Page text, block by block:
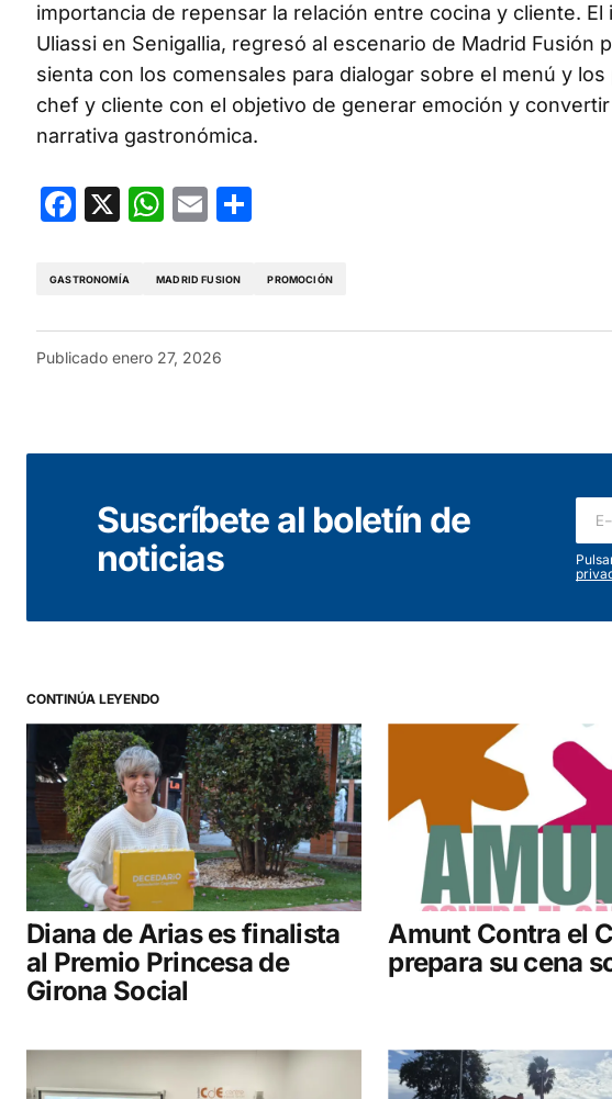
importancia de repensar la relación entre cocina y cliente.
Uliassi en Senigallia, regresó al escenario de Madrid Fusión
sienta con los comensales para dialogar sobre el menú y
chef y cliente con el objetivo de generar emoción y
narrativa gastronómica.
Facebook
X WhatsApp
Email
GASTRONOMÍA MADRID FUSION PROMOCIÓN
Publicado enero 27, 2026
Suscríbete al boletín de
noticias
CONTINÚA LEYENDO
Diana de Arias es finalista
al Premio Princesa de
Girona Social
Amunt Contra el
prepara su cena